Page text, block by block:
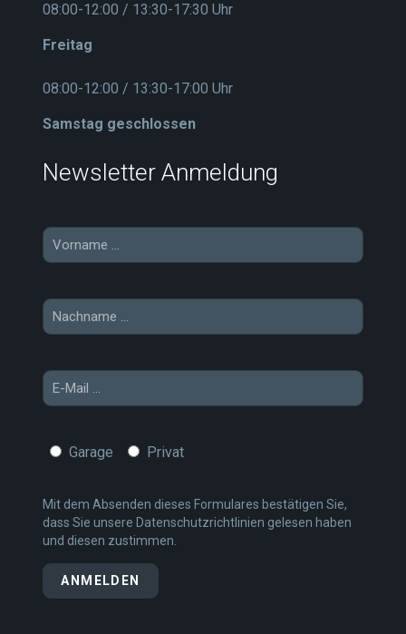
08:00-12:00 / 13:30-17:30 Uhr
Freitag
08:00-12:00 / 13:30-17:00 Uhr
Samstag geschlossen
Newsletter Anmeldung
Garage Privat
Mit dem Absenden dieses Formulares bestätigen Sie,
dass Sie unsere Datenschutzrichtlinien gelesen haben
und diesen zustimmen.